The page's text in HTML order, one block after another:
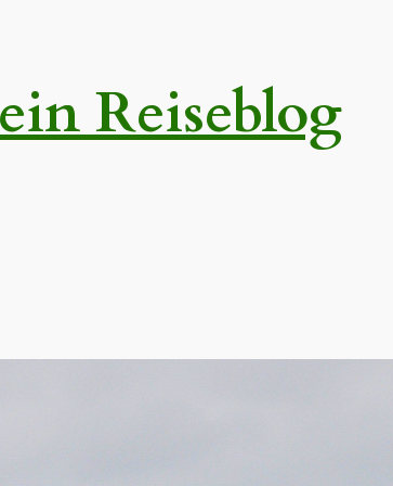
Reiseblog